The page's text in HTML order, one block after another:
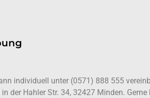
individuell unter (0571) 888 555
der Hahler Str. 34, 32427 Minden.